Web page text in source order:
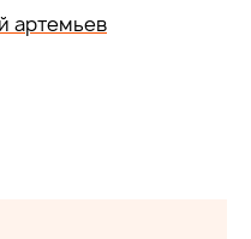
артемьев